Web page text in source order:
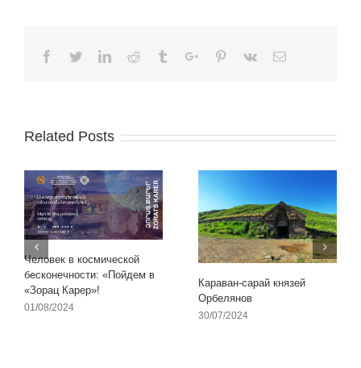
Facebook
TwitterLinkedinReddit TumblrGoogle+Pinterest
Vk Email
Related Posts
Человек в космической
бесконечности: «Пойдем в
«Зорац Карер»!
01/08/2024
Караван-сарай князей
Орбелянов
30/07/2024